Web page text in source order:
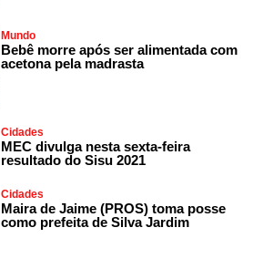
Mundo
Bebê morre após ser alimentada com
acetona pela madrasta
Cidades
MEC divulga nesta sexta-feira
resultado do Sisu 2021
Cidades
Maira de Jaime (PROS) toma posse
como prefeita de Silva Jardim